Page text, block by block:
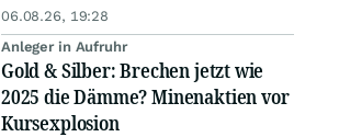
06.08.26, 19:28
Anleger in Aufruhr
Gold & Silber: Brechen jetzt wie
2025 die Dämme? Minenaktien vor
Kursexplosion